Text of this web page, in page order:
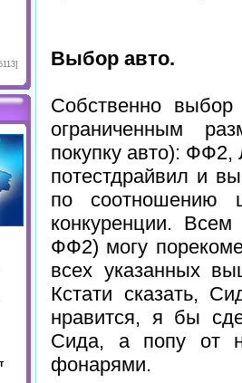
Выбор авто.
Собственно
ограниченным
покупку авто):
потестдрайвил и
по соотношению
конкуренции.
ФФ2) могу
всех указанных
Кстати сказать,
нравится, я бы
Сида, а попу от
фонарями.